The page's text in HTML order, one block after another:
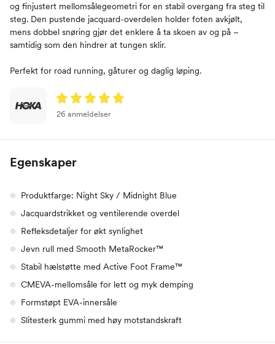
og finjustert mellomsålegeometri for en stabil overgang fra steg til
steg. Den pustende jacquard-overdelen holder foten avkjølt,
mens dobbel snøring gjør det enklere å ta skoen av og på –
samtidig som den hindrer at tungen sklir.
Perfekt for road running, gåturer og daglig løping.
26 anmeldelser
Egenskaper
Produktfarge: Night Sky / Midnight Blue
Jacquardstrikket og ventilerende overdel
Refleksdetaljer for økt synlighet
Jevn rull med Smooth MetaRocker™
Stabil hælstøtte med Active Foot Frame™
CMEVA-mellomsåle for lett og myk demping
Formstøpt EVA-innersåle
Slitesterk gummi med høy motstandskraft